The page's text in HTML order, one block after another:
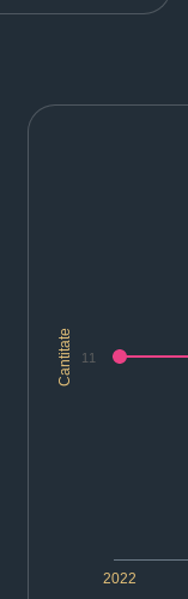
Cantitate
2022
11